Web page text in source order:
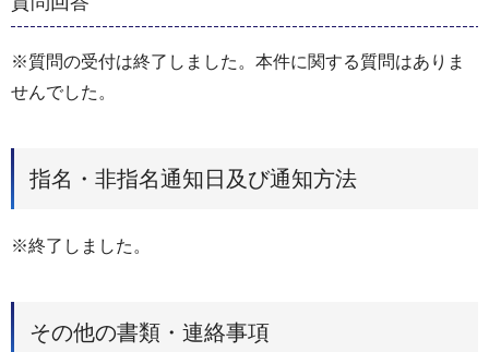
※質問の受付は終了しました。本件に関する質問はありま
せんでした。
指名・非指名通知日及び通知方法
※終了しました。
その他の書類・連絡事項